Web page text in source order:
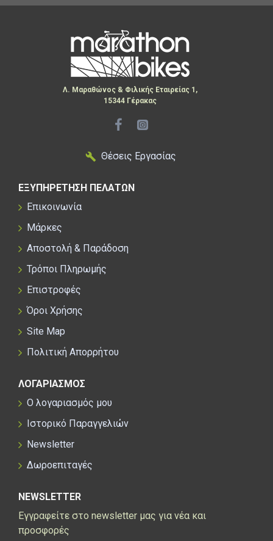
Use : Road
Material : Polyamide & TPU
Angular freedom : 4,5°
Λ. Μαραθώνος & Φιλικής Εταιρείας 1,
15344 Γέρακας
Θέσεις Εργασίας
ΕΞΥΠΗΡΕΤΗΣΗ ΠΕΛΑΤΩΝ
Επικοινωνία
Μάρκες
Αποστολή & Παράδοση
Τρόποι Πληρωμής
Επιστροφές
Όροι Χρήσης
Site Map
Πολιτική Απορρήτου
ΛΟΓΑΡΙΑΣΜΟΣ
Ο λογαριασμός μου
Ιστορικό Παραγγελιών
Newsletter
Δωροεπιταγές
NEWSLETTER
Εγγραφείτε στο newsletter μας για νέα και
προσφορές